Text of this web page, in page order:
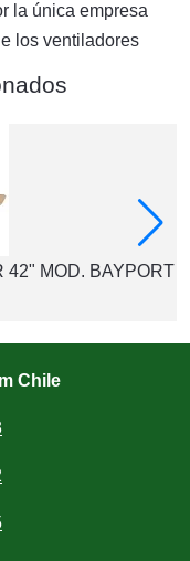
la única empresa
los ventiladores
MOD. BAYPORT
Chile